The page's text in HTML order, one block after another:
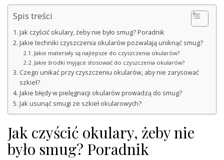
Spis treści
Jak czyścić okulary, żeby nie było smug? Poradnik
Jakie techniki czyszczenia okularów pozwalają uniknąć smug?
Jakie materiały są najlepsze do czyszczenia okularów?
Jakie środki myjące stosować do czyszczenia okularów?
Czego unikać przy czyszczeniu okularów, aby nie zarysować
szkieł?
Jakie błędy w pielęgnacji okularów prowadzą do smug?
Jak usunąć smugi ze szkieł okularowych?
Jak czyścić okulary, żeby nie
było smug? Poradnik